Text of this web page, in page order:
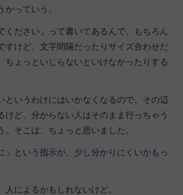
かっていう。
ください」って書いてあるんで、もちろん
すけど、文字間隔だったりサイズ合わせだ
ちょっといじらないといけなかったりする
というわけにはいかなくなるので、その辺
けど、分からない人はそのまま行っちゃう
。そこは、ちょっと思いました。
」という指示が、少し分かりにくいかもっ
人によるかもしれないけど。